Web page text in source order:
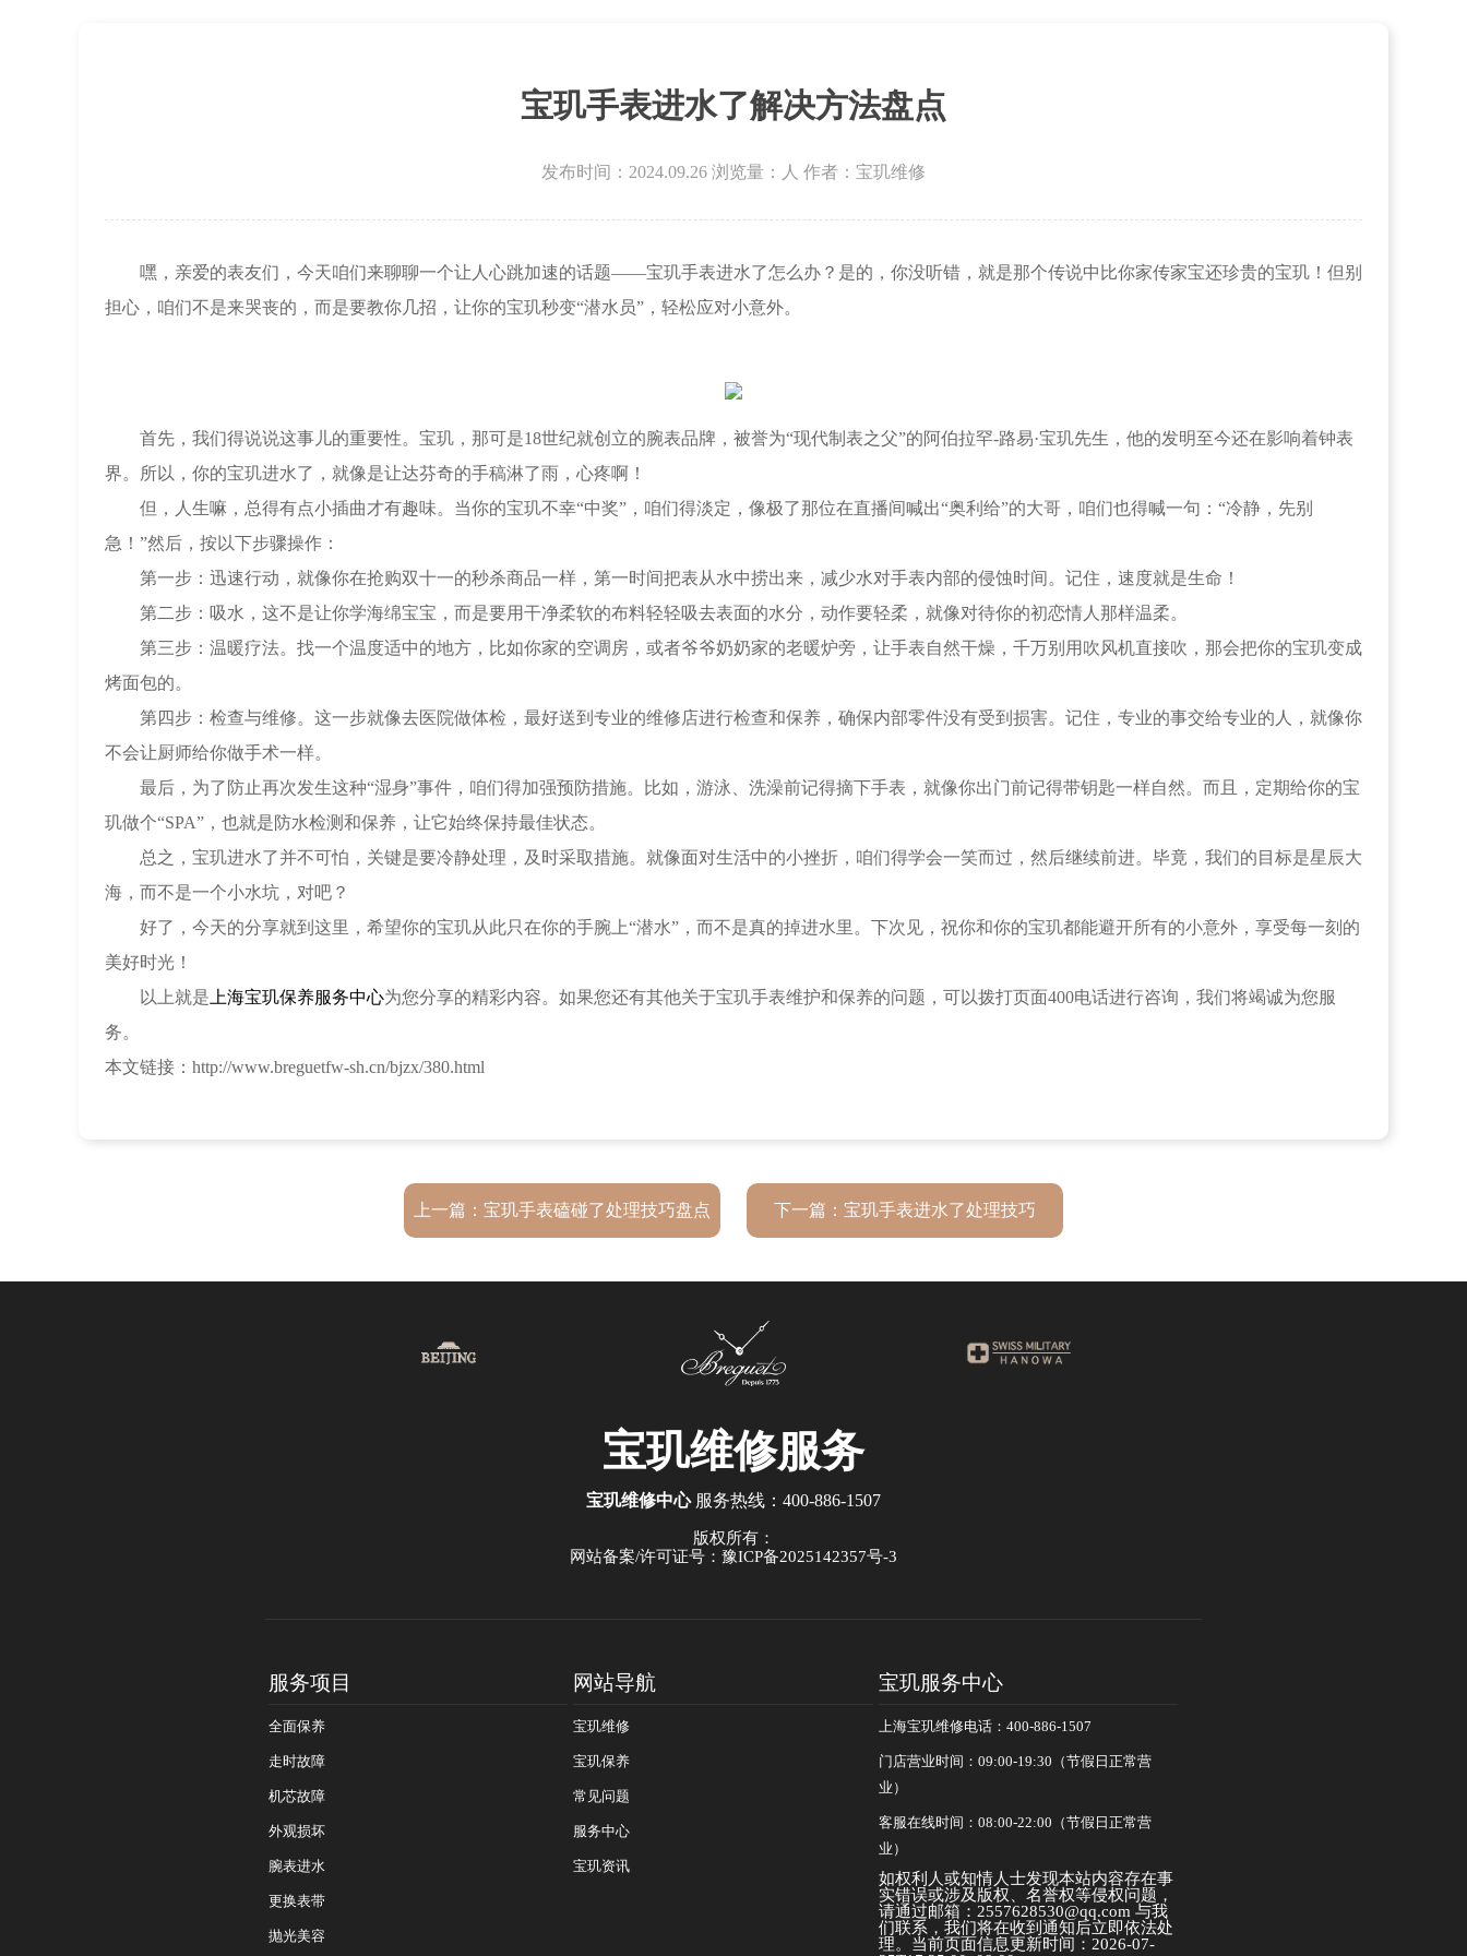
宝玑手表进水了解决方法盘点
发布时间：2024.09.26 浏览量： 人 作者：宝玑维修
嘿，亲爱的表友们，今天咱们来聊聊一个让人心跳加速的话题——宝玑手表进水了怎么办？是的，你没听错，就是那个传说中比你家传家宝还珍贵的宝玑！但别
担心，咱们不是来哭丧的，而是要教你几招，让你的宝玑秒变“潜水员”，轻松应对小意外。
首先，我们得说说这事儿的重要性。宝玑，那可是18世纪就创立的腕表品牌，被誉为“现代制表之父”的阿伯拉罕-路易·宝玑先生，他的发明至今还在影响着钟表
界。所以，你的宝玑进水了，就像是让达芬奇的手稿淋了雨，心疼啊！
但，人生嘛，总得有点小插曲才有趣味。当你的宝玑不幸“中奖”，咱们得淡定，像极了那位在直播间喊出“奥利给”的大哥，咱们也得喊一句：“冷静，先别
急！”然后，按以下步骤操作：
第一步：迅速行动，就像你在抢购双十一的秒杀商品一样，第一时间把表从水中捞出来，减少水对手表内部的侵蚀时间。记住，速度就是生命！
第二步：吸水，这不是让你学海绵宝宝，而是要用干净柔软的布料轻轻吸去表面的水分，动作要轻柔，就像对待你的初恋情人那样温柔。
第三步：温暖疗法。找一个温度适中的地方，比如你家的空调房，或者爷爷奶奶家的老暖炉旁，让手表自然干燥，千万别用吹风机直接吹，那会把你的宝玑变成
烤面包的。
第四步：检查与维修。这一步就像去医院做体检，最好送到专业的维修店进行检查和保养，确保内部零件没有受到损害。记住，专业的事交给专业的人，就像你
不会让厨师给你做手术一样。
最后，为了防止再次发生这种“湿身”事件，咱们得加强预防措施。比如，游泳、洗澡前记得摘下手表，就像你出门前记得带钥匙一样自然。而且，定期给你的宝
玑做个“SPA”，也就是防水检测和保养，让它始终保持最佳状态。
总之，宝玑进水了并不可怕，关键是要冷静处理，及时采取措施。就像面对生活中的小挫折，咱们得学会一笑而过，然后继续前进。毕竟，我们的目标是星辰大
海，而不是一个小水坑，对吧？
好了，今天的分享就到这里，希望你的宝玑从此只在你的手腕上“潜水”，而不是真的掉进水里。下次见，祝你和你的宝玑都能避开所有的小意外，享受每一刻的
美好时光！
以上就是 上海宝玑保养服务中心为您分享的精彩内容。如果您还有其他关于宝玑手表维护和保养的问题，可以拨打页面400电话进行咨询，我们将竭诚为您服
务。
本文链接：http://www.breguetfw-sh.cn/bjzx/380.html
上一篇： 宝玑手表磕碰了处理技巧盘点 下一篇：宝玑手表进水了处理技巧
宝玑维修服务
宝玑维修中心 服务热线： 400-886-1507
版权所有：
网站备案/许可证号：豫ICP备2025142357号-3
服务项目
全面保养
走时故障
机芯故障
外观损坏
腕表进水
更换表带
抛光美容
网站导航
宝玑维修
宝玑保养
常见问题
服务中心
宝玑资讯
宝玑服务中心
上海宝玑维修电话：400-886-1507
门店营业时间：09:00-19:30（节假日正常营
业）
客服在线时间：08:00-22:00（节假日正常营
业）
如权利人或知情人士发现本站内容存在事
实错误或涉及版权、名誉权等侵权问题，
请通过邮箱：2557628530@qq.com 与我
们联系，我们将在收到通知后立即依法处
理。当前页面信息更新时间：2026-07-